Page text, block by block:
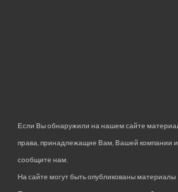
Если Вы обнаружили на нашем сайте
права, принадлежащие Вам, Вашей компании
сообщите нам.
На сайте могут быть опубликованы материалы